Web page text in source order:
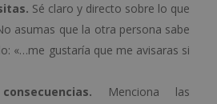
Sé claro y directo sobre lo que
asumas que la otra persona sabe
«…me gustaría que me avisaras si
Menciona las